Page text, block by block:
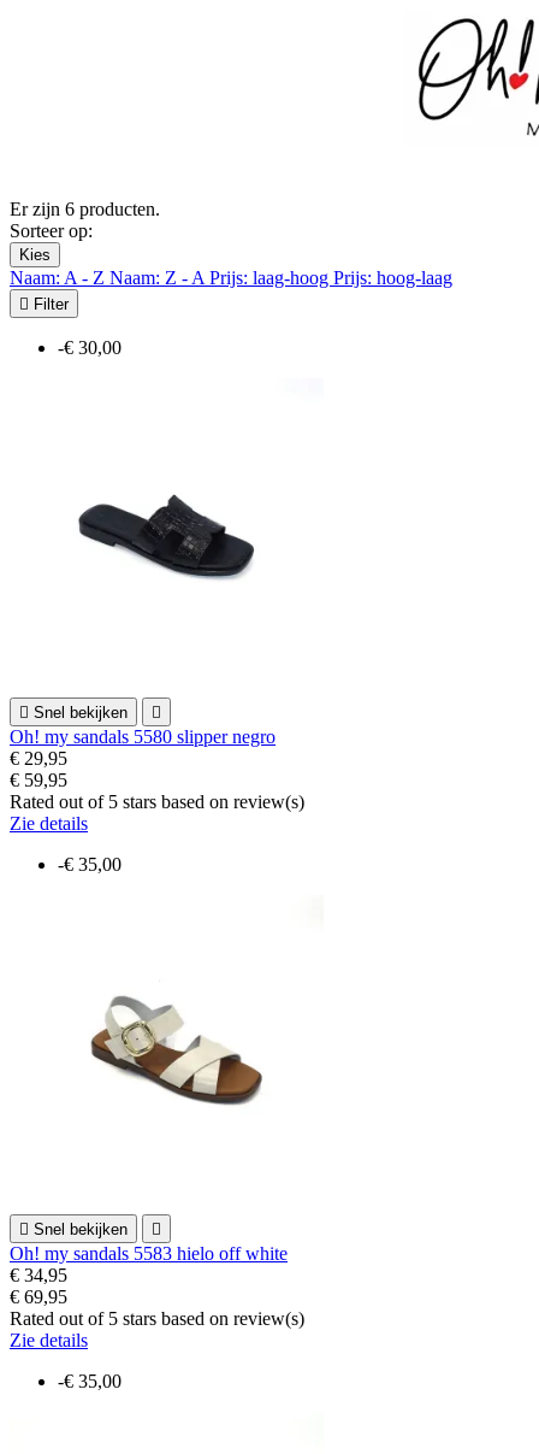
Er zijn 6 producten.
Sorteer op:
Kies
Naam: A - Z Naam: Z - A Prijs: laag-hoog Prijs: hoog-laag
 Filter
-€ 30,00
 Snel bekijken 
Oh! my sandals 5580 slipper negro
€ 29,95
€ 59,95
Rated out of 5 stars based on review(s)
Zie details
-€ 35,00
 Snel bekijken 
Oh! my sandals 5583 hielo off white
€ 34,95
€ 69,95
Rated out of 5 stars based on review(s)
Zie details
-€ 35,00